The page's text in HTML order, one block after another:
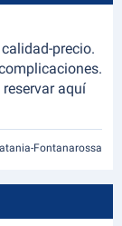
precio.
aquí
Fontanarossa